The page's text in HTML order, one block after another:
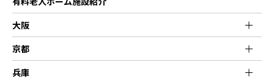
大阪
京都
兵庫